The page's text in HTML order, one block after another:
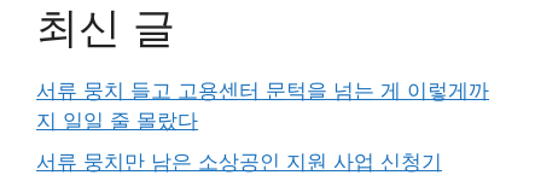
최신 글
서류 뭉치 들고 고용센터 문턱을 넘는 게 이렇게까
지 일일 줄 몰랐다
서류 뭉치만 남은 소상공인 지원 사업 신청기